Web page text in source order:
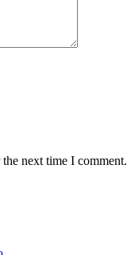
next time I comment.